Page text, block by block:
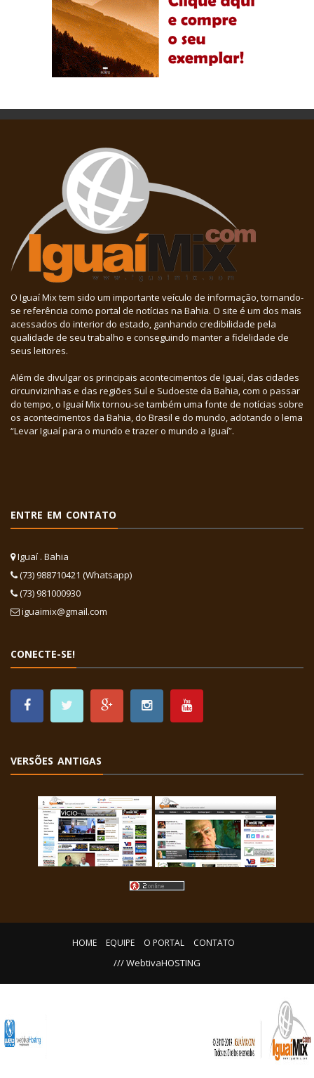
O Iguaí Mix tem sido um importante veículo de informação, tornando-
se referência como portal de notícias na Bahia. O site é um dos mais
acessados do interior do estado, ganhando credibilidade pela
qualidade de seu trabalho e conseguindo manter a fidelidade de
seus leitores.
Além de divulgar os principais acontecimentos de Iguaí, das cidades
circunvizinhas e das regiões Sul e Sudoeste da Bahia, com o passar
do tempo, o Iguaí Mix tornou-se também uma fonte de notícias sobre
os acontecimentos da Bahia, do Brasil e do mundo, adotando o lema
“Levar Iguaí para o mundo e trazer o mundo a Iguaí”.
ENTRE EM CONTATO
Iguaí . Bahia
(73) 988710421 (Whatsapp)
(73) 981000930
iguaimix@gmail.com
CONECTE-SE!
VERSÕES ANTIGAS
HOME EQUIPE O PORTAL CONTATO
/// WebtivaHOSTING